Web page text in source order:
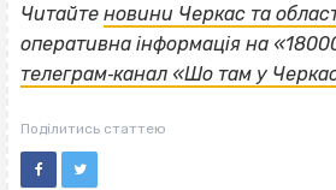
Читайте новини Черкас та
оперативна інформація на
телеграм‐канал «Шо там у
Поділитись статтею